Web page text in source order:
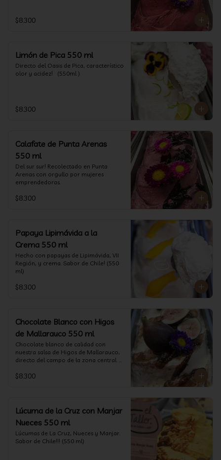
$8.300
Limón de Pica 550 ml
Directo del Oasis de Pica, característico
olor y acidez!   (550ml )
$8.300
Calafate de Punta Arenas
550 ml
Del sur sur! Recolectado en Punta
Arenas con orgullo por mujeres
emprendedoras.
$8.300
Papaya Lipimávida a la
Crema 550 ml
Hecho con papayas de Lipimávida, VII
Región, y crema. Sabor de Chile! (550
ml)
$8.300
Chocolate Blanco con Higos
de Mallarauco 550 ml
Chocolate blanco de calidad con
nuestra salsa de Higos de Mallarauco,
directo del campo de la zona central.
$8.300
Lúcuma de la Cruz con Manjar
Nueces 550 ml
Lúcumas de La Cruz, Nueces y Manjar.
Sabor de Chile!!! (550 ml)